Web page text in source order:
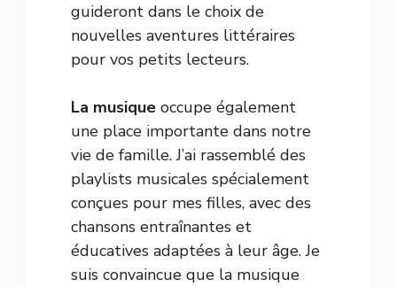
guideront dans le choix de
nouvelles aventures littéraires
pour vos petits lecteurs.
La musique occupe également
une place importante dans notre
vie de famille. J’ai rassemblé des
playlists musicales spécialement
conçues pour mes filles, avec des
chansons entraînantes et
éducatives adaptées à leur âge. Je
suis convaincue que la musique